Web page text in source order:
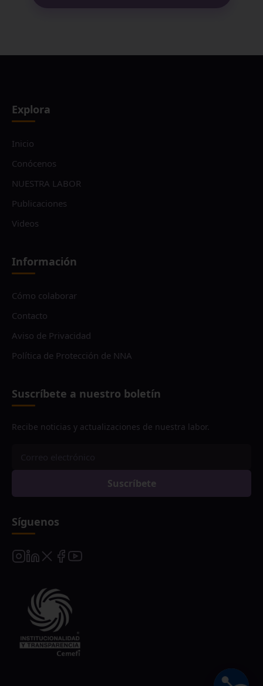
Explora
Inicio
Conócenos
NUESTRA LABOR
Publicaciones
Videos
Información
Cómo colaborar
Contacto
Aviso de Privacidad
Política de Protección de NNA
Suscríbete a nuestro boletín
Recibe noticias y actualizaciones de nuestra labor.
Suscríbete
Síguenos